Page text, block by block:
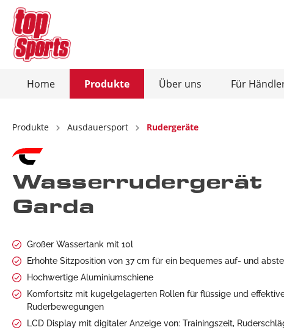
Home Produkte Über uns Für
Zur Kategorie Produkte
Ausdauersport
Heimtrainer / Ergometer
Crosstrainer / Ergometer
Rudergeräte
Vibrationsplatten
Sonstige Geräte
Kraft
Total
Zur Kategorie Über uns
Christopeit-Connect-App
Produkte Ausdauersport Rudergeräte
Wasserrudergerät
Garda
Großer Wassertank mit 10l
Erhöhte Sitzposition von 37 cm für ein bequemes auf- und
Hochwertige Aluminiumschiene
Komfortsitz mit kugelgelagerten Rollen für flüssige und
Ruderbewegungen
LCD Display mit digitaler Anzeige von: Trainingszeit,